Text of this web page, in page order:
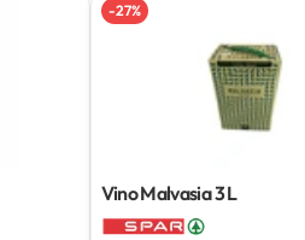
-27%
Vino Malvasia3 L